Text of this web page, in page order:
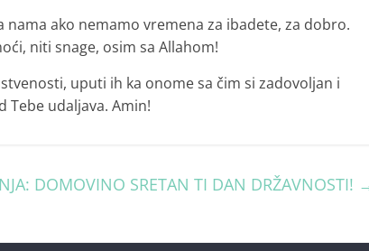
ako nemamo vremena za ibadete, za dobro.
niti snage, osim sa Allahom!
uputi ih ka onome sa čim si zadovoljan i
Tebe udaljava. Amin!
DOMOVINO SRETAN TI DAN DRŽAVNOSTI!